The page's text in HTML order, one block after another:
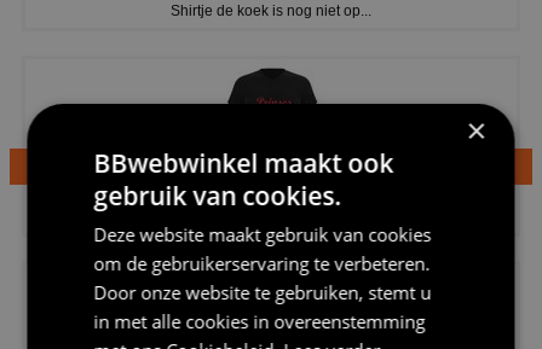
Shirtje de koek is nog niet op...
€24,95
×
BBwebwinkel maakt ook
gebruik van cookies.
Deze website maakt gebruik van cookies
om de gebruikerservaring te verbeteren.
Door onze website te gebruiken, stemt u
in met alle cookies in overeenstemming